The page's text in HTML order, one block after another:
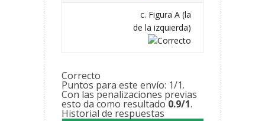
c. Figura A (la
de la izquierda)
Correcto
Puntos para este envío: 1/1.
Con las penalizaciones previas
esto da como resultado0.9/1.
Historial de respuestas